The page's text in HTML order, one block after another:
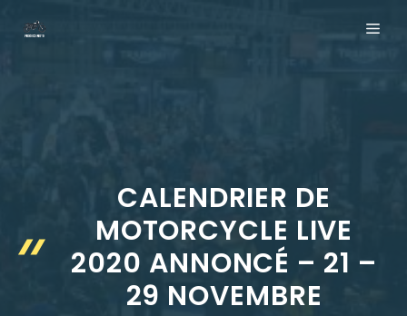
CALENDRIER DE
MOTORCYCLE LIVE
2020 ANNONCÉ – 21 –
29 NOVEMBRE